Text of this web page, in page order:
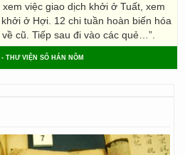
việc giao dịch khởi ở Tuất, xem
ở Hợi. 12 chi tuần hoàn biến hóa
cũ. Tiếp sau đi vào các quẻ…”.
- THƯ VIỆN SỐ HÁN NÔM